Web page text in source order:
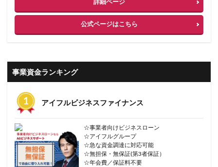
詳細ページ
公式ページはこちら
事業資金ランキング
アイフルビジネスファイナンス
☆事業者向けビジネスローン
☆アイフルグループ
☆急な資金調達に対応可能
☆無担保・無保証(第3者保証）
☆年会費／保証料不要